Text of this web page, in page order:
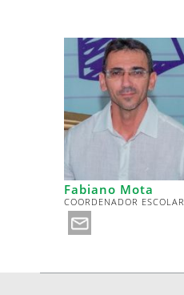
Fabiano Mota
COORDENADOR ESCOLAR